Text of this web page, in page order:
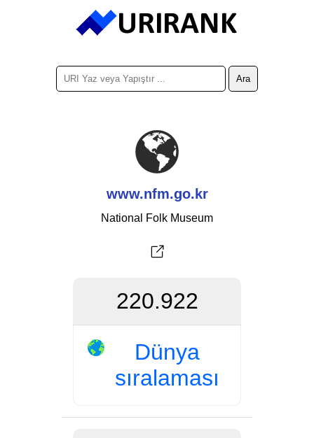
www.nfm.go.kr
National Folk Museum
220.922
Dünya
sıralaması